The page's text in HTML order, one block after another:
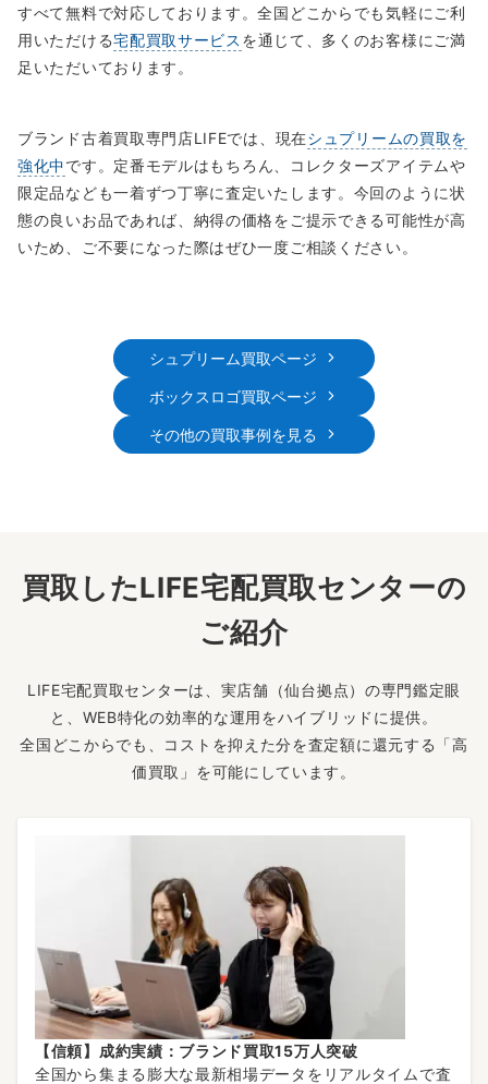
すべて無料で対応しております。全国どこからでも気軽にご利
用いただける宅配買取サービス を通じて、多くのお客様にご満
足いただいております。
ブランド古着買取専門店LIFEでは、現在シュプリームの買取を
強化中です。定番モデルはもちろん、コレクターズアイテムや
限定品なども一着ずつ丁寧に査定いたします。今回のように状
態の良いお品であれば、納得の価格をご提示できる可能性が高
いため、ご不要になった際はぜひ一度ご相談ください。
シュプリーム買取ページ
ボックスロゴ買取ページ
その他の買取事例を見る
買取したLIFE宅配買取センターの
ご紹介
LIFE宅配買取センターは、実店舗（仙台拠点）の専門鑑定眼
と、WEB特化の効率的な運用をハイブリッドに提供。
全国どこからでも、コストを抑えた分を査定額に還元する「高
価買取」を可能にしています。
【信頼】成約実績：ブランド買取15万人突破
全国から集まる膨大な最新相場データをリアルタイムで査